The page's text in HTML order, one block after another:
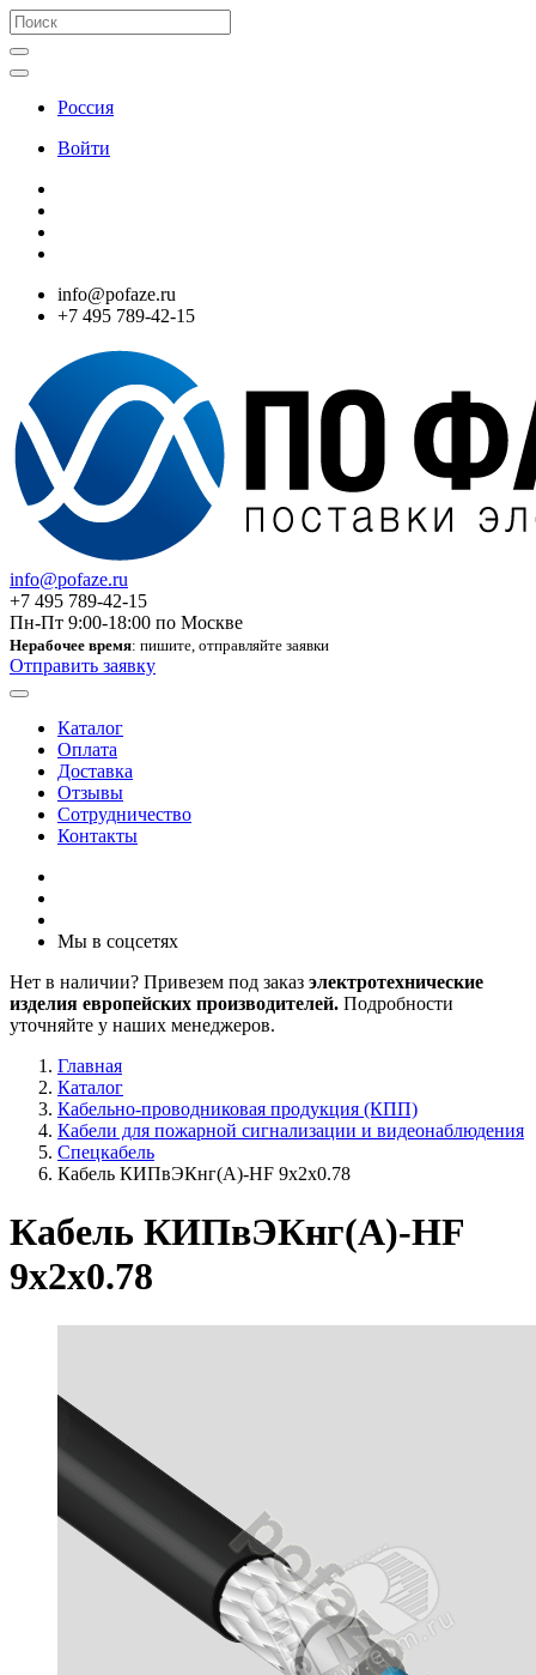
Россия
Войти
info@pofaze.ru
+7 495 789-42-15
info@pofaze.ru
+7 495 789-42-15
Пн-Пт 9:00-18:00 по Москве
Нерабочее время: пишите, отправляйте заявки
Отправить заявку
Каталог
Оплата
Доставка
Отзывы
Сотрудничество
Контакты
Мы в соцсетях
Нет в наличии? Привезем под заказ электротехнические
изделия европейских производителей. Подробности
уточняйте у наших менеджеров.
Главная
Каталог
Кабельно-проводниковая продукция (КПП)
Кабели для пожарной сигнализации и видеонаблюдения
Спецкабель
Кабель КИПвЭКнг(А)-HF 9х2х0.78
Кабель КИПвЭКнг(А)-HF
9х2х0.78